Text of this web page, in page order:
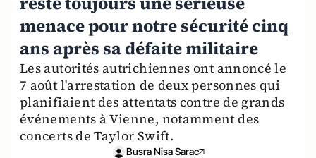
menace pour notre sécurité cinq
ans après sa défaite militaire
Les autorités autrichiennes ont annoncé le
7 août l'arrestation de deux personnes qui
planifiaient des attentats contre de grands
événements à Vienne, notamment des
concerts de Taylor Swift.
Busra Nisa Sarac